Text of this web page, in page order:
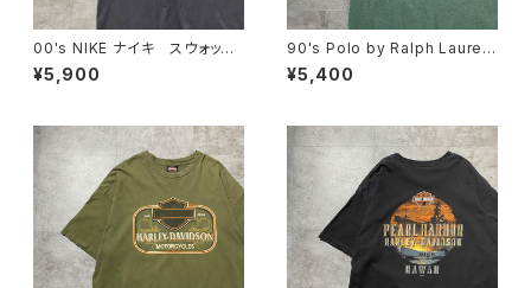
00's NIKE ナイキ スウォッシ
ュ 刺繍ワンポイント チャコ
ールグレー Tシャツ
¥5,900
90's Polo by Ralph Lauren
ポロバイラルフローレン 刺繍
ワンポイント ポニー グリー
¥5,400